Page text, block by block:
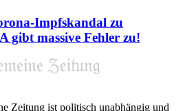
Impfskandal zu
gibt massive Fehler zu!
Zeitung ist politisch unabhängig und